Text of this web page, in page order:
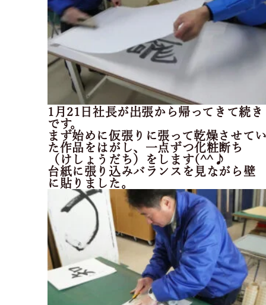
1月21日社長が出張から帰ってきて続き
です。
まず始めに仮張りに張って乾燥させて
た作品をはがし、 一点ずつ化粧断ち
（けしょうだち）をします(^^♪
台紙に張り込みバランスを見ながら壁
に貼りました。